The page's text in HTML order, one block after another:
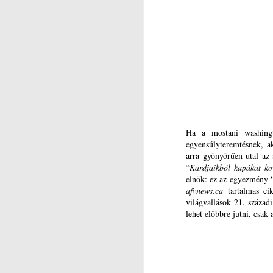
Ha a mostani
egyensúlyteremtésnek,
arra gyönyörűen utal
“Kardjaikból kapákat
elnök: ez az
afvnews.ca tartalmas
világvallások 21.
lehet előbbre jutni, csak
a